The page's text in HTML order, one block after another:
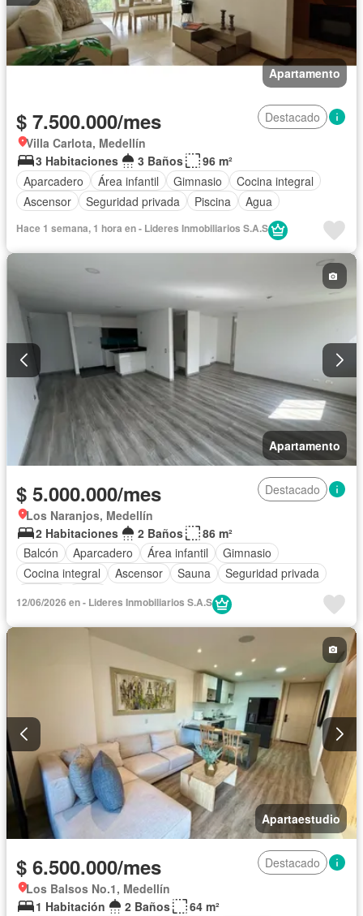
Apartamento
$ 7.500.000/mes
Destacado
Villa Carlota, Medellín
3 Habitaciones
3 Baños
96 m²
Aparcadero
Área infantil Gimnasio
Cocina integral
Ascensor
Seguridad privada Piscina Agua
Hace 1 semana, 1 hora en - Lideres Inmobiliarios S.A.S
Apartamento
$ 5.000.000/mes
Destacado
Los Naranjos, Medellín
2 Habitaciones
2 Baños
86 m²
Balcón
Aparcadero Área infantil
Gimnasio
Cocina integral
Ascensor Sauna
Seguridad privada
12/06/2026 en - Lideres Inmobiliarios S.A.S
Apartaestudio
$ 6.500.000/mes
Destacado
Los Balsos No.1, Medellín
1 Habitación
2 Baños
64 m²